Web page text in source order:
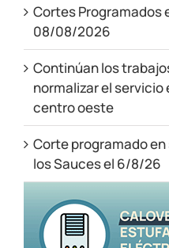
Cortes Programados
08/08/2026
Continúan los
normalizar el servicio
centro oeste
Corte programado
los Sauces el 6/8/26